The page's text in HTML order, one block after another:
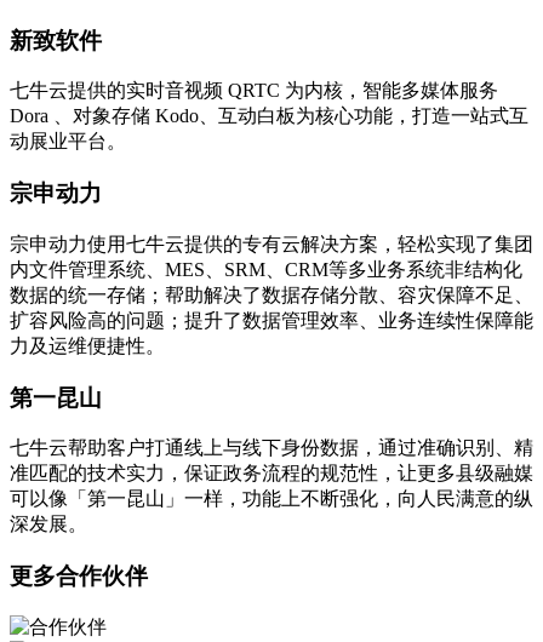
新致软件
七牛云提供的实时音视频 QRTC 为内核，智能多媒体服务
Dora 、对象存储 Kodo、互动白板为核心功能，打造一站式互
动展业平台。
宗申动力
宗申动力使用七牛云提供的专有云解决方案，轻松实现了集团
内文件管理系统、MES、SRM、CRM等多业务系统非结构化
数据的统一存储；帮助解决了数据存储分散、容灾保障不足、
扩容风险高的问题；提升了数据管理效率、业务连续性保障能
力及运维便捷性。
第一昆山
七牛云帮助客户打通线上与线下身份数据，通过准确识别、精
准匹配的技术实力，保证政务流程的规范性，让更多县级融媒
可以像「第一昆山」一样，功能上不断强化，向人民满意的纵
深发展。
更多合作伙伴